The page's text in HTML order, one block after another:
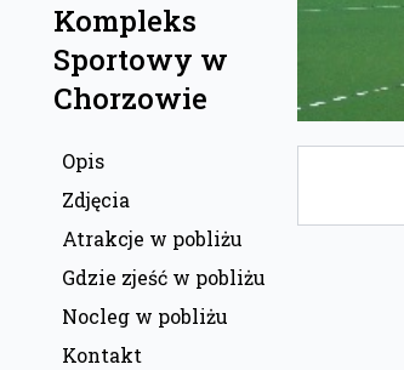
Kompleks
Sportowy w
Chorzowie
Opis
Zdjęcia
Atrakcje w pobliżu
Gdzie zjeść w pobliżu
Nocleg w pobliżu
Kontakt